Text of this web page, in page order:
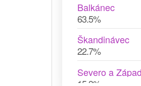
Balkánec
63.5%
Škandinávec
22.7%
Severo a